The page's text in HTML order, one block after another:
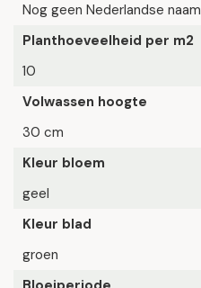
Nog geen Nederlandse naam
Planthoeveelheid per m2
10
Volwassen hoogte
30 cm
Kleur bloem
geel
Kleur blad
groen